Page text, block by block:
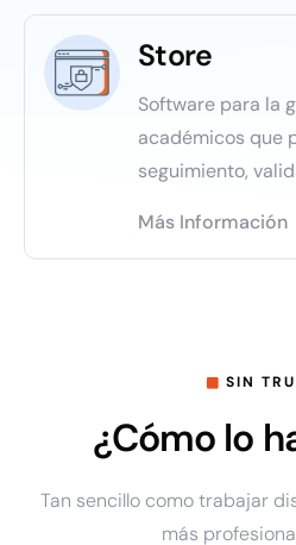
Store
Software para la
académicos que
seguimiento,
Más Información
SIN
¿Cómo lo
Tan sencillo como trabajar
más